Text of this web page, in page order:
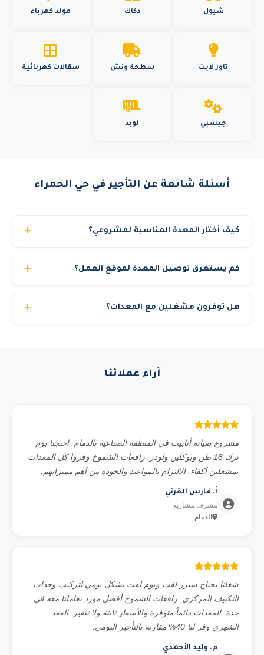
شيول دكاك مولد كهرباء
تاور لايت سطحة ونش سقالات كهربائية
جيسبي لوبد
أسئلة شائعة عن التأجير في حي الحمراء
كيف أختار المعدة المناسبة لمشروعي؟
نوع العمل المطلوب، الارتفاع أو الحمولة، الموقع (داخلي أو
استشارة مجانية.
كم يستغرق توصيل المعدة لموقع العمل؟
هل توفرون مشغلين مع المعدات؟
آراء عملائنا
مشروع صيانة أنابيب في المنطقة الصناعية بالدمام. احتجنا بوم
ترك 18 طن وبوكلين ولودر. رافعات الشموخ وفروا كل المعدات
بمشغلين أكفاء. الالتزام بالمواعيد والجودة من أهم مميزاتهم.
أ. فارس القرني
مشرف مشاريع
الدمام
شغلنا يحتاج سيزر لفت وبوم لفت بشكل يومي لتركيب وحدات
التكييف المركزي. رافعات الشموخ أفضل مورد تعاملنا معه في
جدة. المعدات دائماً متوفرة والأسعار ثابتة ولا تتغير. العقد
الشهري وفر لنا 40% مقارنة بالتأجير اليومي.
م. وليد الأحمدي